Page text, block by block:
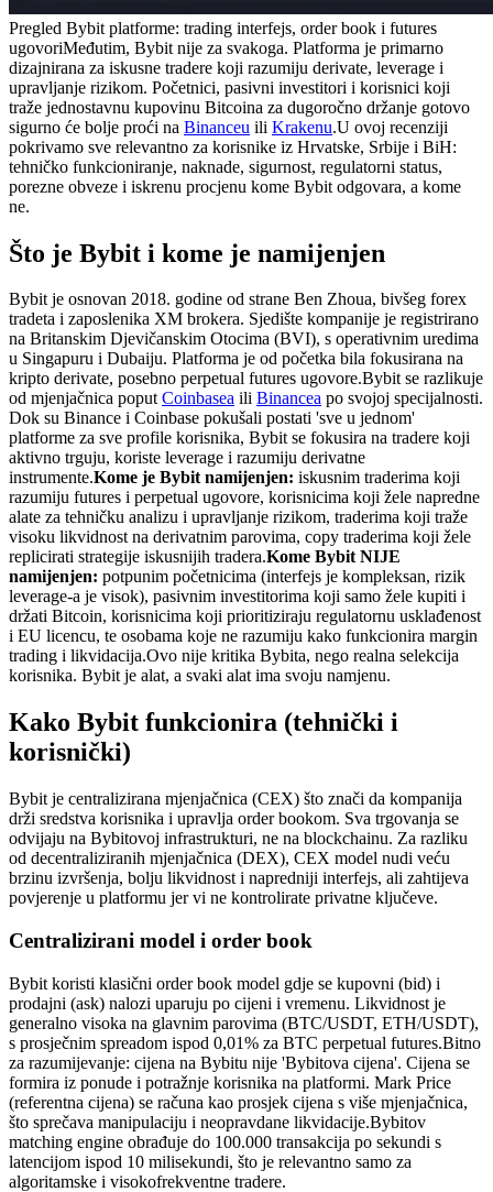
Pregled Bybit platforme: trading interfejs, order book i futures
ugovoriMeđutim, Bybit nije za svakoga. Platforma je primarno
dizajnirana za iskusne tradere koji razumiju derivate, leverage i
upravljanje rizikom. Početnici, pasivni investitori i korisnici koji
traže jednostavnu kupovinu Bitcoina za dugoročno držanje gotovo
sigurno će bolje proći na Binanceu ili Krakenu.U ovoj recenziji
pokrivamo sve relevantno za korisnike iz Hrvatske, Srbije i BiH:
tehničko funkcioniranje, naknade, sigurnost, regulatorni status,
porezne obveze i iskrenu procjenu kome Bybit odgovara, a kome
ne.
Što je Bybit i kome je namijenjen
Bybit je osnovan 2018. godine od strane Ben Zhoua, bivšeg forex
tradeta i zaposlenika XM brokera. Sjedište kompanije je registrirano
na Britanskim Djevičanskim Otocima (BVI), s operativnim uredima
u Singapuru i Dubaiju. Platforma je od početka bila fokusirana na
kripto derivate, posebno perpetual futures ugovore.Bybit se razlikuje
od mjenjačnica poputCoinbasea ili Binancea po svojoj specijalnosti.
Dok su Binance i Coinbase pokušali postati 'sve u jednom'
platforme za sve profile korisnika, Bybit se fokusira na tradere koji
aktivno trguju, koriste leverage i razumiju derivatne
instrumente.Kome je Bybit namijenjen: iskusnim traderima koji
razumiju futures i perpetual ugovore, korisnicima koji žele napredne
alate za tehničku analizu i upravljanje rizikom, traderima koji traže
visoku likvidnost na derivatnim parovima, copy traderima koji žele
replicirati strategije iskusnijih tradera.Kome Bybit NIJE
namijenjen: potpunim početnicima (interfejs je kompleksan, rizik
leverage-a je visok), pasivnim investitorima koji samo žele kupiti i
držati Bitcoin, korisnicima koji prioritiziraju regulatornu usklađenost
i EU licencu, te osobama koje ne razumiju kako funkcionira margin
trading i likvidacija.Ovo nije kritika Bybita, nego realna selekcija
korisnika. Bybit je alat, a svaki alat ima svoju namjenu.
Kako Bybit funkcionira (tehnički i
korisnički)
Bybit je centralizirana mjenjačnica (CEX) što znači da kompanija
drži sredstva korisnika i upravlja order bookom. Sva trgovanja se
odvijaju na Bybitovoj infrastrukturi, ne na blockchainu. Za razliku
od decentraliziranih mjenjačnica (DEX), CEX model nudi veću
brzinu izvršenja, bolju likvidnost i napredniji interfejs, ali zahtijeva
povjerenje u platformu jer vi ne kontrolirate privatne ključeve.
Centralizirani model i order book
Bybit koristi klasični order book model gdje se kupovni (bid) i
prodajni (ask) nalozi uparuju po cijeni i vremenu. Likvidnost je
generalno visoka na glavnim parovima (BTC/USDT, ETH/USDT),
s prosječnim spreadom ispod 0,01% za BTC perpetual futures.Bitno
za razumijevanje: cijena na Bybitu nije 'Bybitova cijena'. Cijena se
formira iz ponude i potražnje korisnika na platformi. Mark Price
(referentna cijena) se računa kao prosjek cijena s više mjenjačnica,
što sprečava manipulaciju i neopravdane likvidacije.Bybitov
matching engine obrađuje do 100.000 transakcija po sekundi s
latencijom ispod 10 milisekundi, što je relevantno samo za
algoritamske i visokofrekventne tradere.